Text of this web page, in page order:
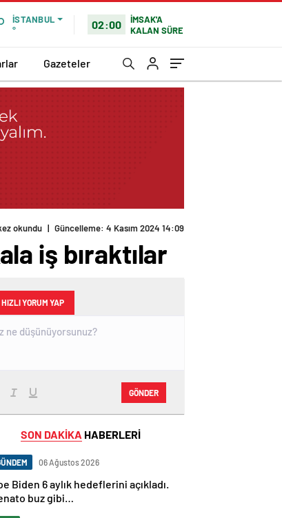
İSTANBUL
°
02:00
İMSAK'A
KALAN SÜRE
Gazeteler
iş bıraktılar
HIZLI YORUM YAP
GÖNDER
SON DAKİKA HABERLERİ
06 Ağustos 2026
Biden 6 aylık hedeflerini açıkladı.
buz gibi…